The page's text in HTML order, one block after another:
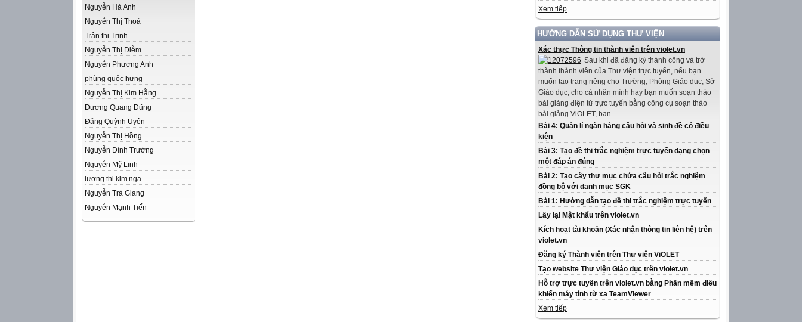
Nguyễn Hà Anh
Nguyễn Thị Thoả
Trần thị Trinh
Nguyễn Thị Diễm
Nguyễn Phương Anh
phùng quốc hưng
Nguyễn Thị Kim Hằng
Dương Quang Dũng
Đặng Quỳnh Uyên
Nguyễn Thị Hồng
Nguyễn Đình Trường
Nguyễn Mỹ Linh
lương thị kim nga
Nguyễn Trà Giang
Nguyễn Mạnh Tiến
Xem tiếp
HƯỚNG DẪN SỬ DỤNG THƯ VIỆN
Xác thực Thông tin thành viên trên violet.vn
Sau khi đã đăng ký thành công và trở
thành thành viên của Thư viện trực tuyến, nếu bạn
muốn tạo trang riêng cho Trường, Phòng Giáo dục, Sở
Giáo dục, cho cá nhân mình hay bạn muốn soạn thảo
bài giảng điện tử trực tuyến bằng công cụ soạn thảo
bài giảng ViOLET, bạn...
Bài 4: Quản lí ngân hàng câu hỏi và sinh đề có điều
kiện
Bài 3: Tạo đề thi trắc nghiệm trực tuyến dạng chọn
một đáp án đúng
Bài 2: Tạo cây thư mục chứa câu hỏi trắc nghiệm
đồng bộ với danh mục SGK
Bài 1: Hướng dẫn tạo đề thi trắc nghiệm trực tuyến
Lấy lại Mật khẩu trên violet.vn
Kích hoạt tài khoản (Xác nhận thông tin liên hệ) trên
violet.vn
Đăng ký Thành viên trên Thư viện ViOLET
Tạo website Thư viện Giáo dục trên violet.vn
Hỗ trợ trực tuyến trên violet.vn bằng Phần mềm điều
khiển máy tính từ xa TeamViewer
Xem tiếp